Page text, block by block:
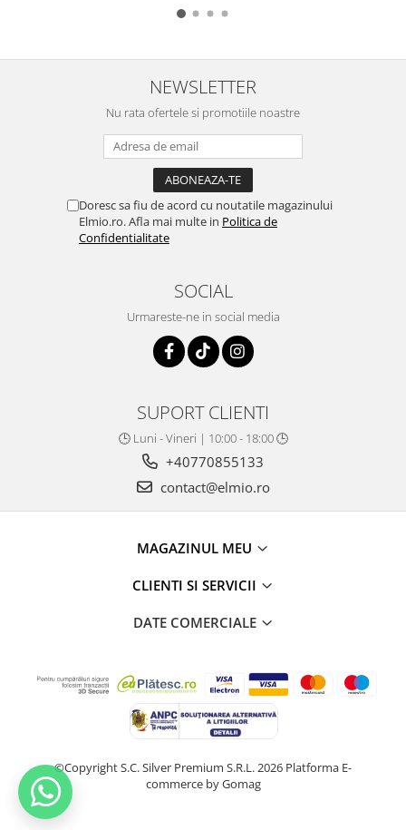
NEWSLETTER
Nu rata ofertele si promotiile noastre
Doresc sa fiu de acord cu noutatile magazinului
Elmio.ro. Afla mai multe in Politica de
Confidentialitate
SOCIAL
Urmareste-ne in social media
SUPORT CLIENTI
🕒 Luni - Vineri | 10:00 - 18:00 🕒
+40770855133
contact@elmio.ro
MAGAZINUL MEU
CLIENTI SI SERVICII
DATE COMERCIALE
©Copyright S.C. Silver Premium S.R.L. 2026 Platforma E-
commerce by Gomag